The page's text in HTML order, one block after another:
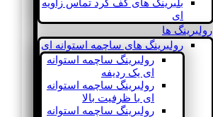
بلبرینگ های کف گرد تماس زاویه
ای
رولبرینگ ها
رولبرینگ های ساچمه استوانه ای
رولبرینگ ساچمه استوانه
ای یک ردیفه
رولبرینگ ساچمه استوانه
ای با ظرفیت بالا
رولبرینگ ساچمه استوانه